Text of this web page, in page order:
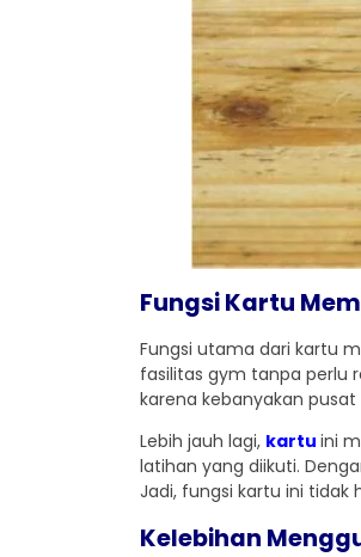
Fungsi Kartu
Fungsi utama dari kartu
fasilitas gym tanpa perlu
karena kebanyakan
Lebih jauh lagi, kartu ini
latihan yang diikuti.
Jadi, fungsi kartu ini
Kelebihan